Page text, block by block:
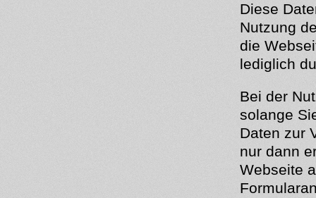
Diese
Nutzung
die
lediglich
Bei der
solange
Daten zur
nur dann
Webseite